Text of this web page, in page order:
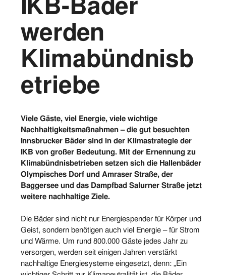
Logos
Bilder
Kontakt
werden
Klimabündnisb
etriebe
Viele Gäste, viel Energie, viele wichtige
Nachhaltigkeitsmaßnahmen – die gut besuchten
Innsbrucker Bäder sind in der Klimastrategie der
IKB von großer Bedeutung. Mit der Ernennung zu
Klimabündnisbetrieben setzen sich die Hallenbäder
Olympisches Dorf und Amraser Straße, der
Baggersee und das Dampfbad Salurner Straße jetzt
weitere nachhaltige Ziele.
Die Bäder sind nicht nur Energiespender für Körper und
Geist, sondern benötigen auch viel Energie – für Strom
und Wärme. Um rund 800.000 Gäste jedes Jahr zu
versorgen, werden seit einigen Jahren verstärkt
nachhaltige Energiesysteme eingesetzt, denn: „Ein